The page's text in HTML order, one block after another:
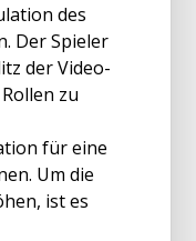
des
Der Spieler
der Video-
zu
für eine
Um die
ist es